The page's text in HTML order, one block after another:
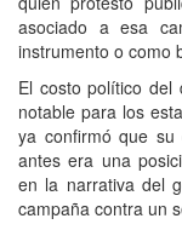
asociado a esa
instrumento o como
El costo político del
notable para los
ya confirmó que
antes era una
en la narrativa del
campaña contra un